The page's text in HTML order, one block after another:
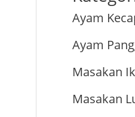
Ayam
Ayam
Masakan
Masakan